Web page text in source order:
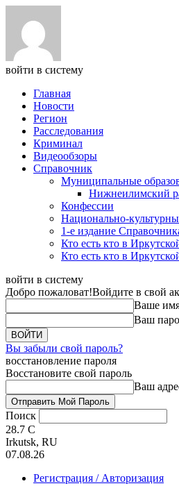
войти в систему
Главная
Новости
Регион
Расследования
Криминал
Видеообзоры
Справочник
Муниципальные
Нижнеилимский
Конфессии
Национально-
1-е издание
Кто есть кто в
Кто есть кто в
войти в систему
Добро пожаловат!Войдите в свой
Ваше имя
Ваш
Вы забыли свой пароль?
восстановление пароля
Восстановите свой пароль
Ваш
Поиск
28.7 C
Irkutsk, RU
07.08.26
Регистрация / Авторизация